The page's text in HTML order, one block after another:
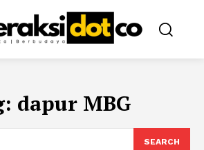
dapur MBG
SEARCH